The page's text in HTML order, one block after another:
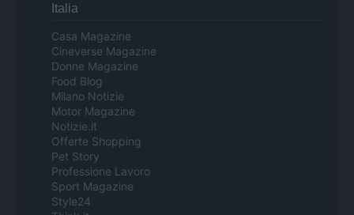
Italia
Casa Magazine
Cineverse Magazine
Donne Magazine
Food Blog
Milano Notizie
Motor Magazine
Notizie.it
Offerte Shopping
Pet Story
Professione Lavoro
Sport Magazine
Style24